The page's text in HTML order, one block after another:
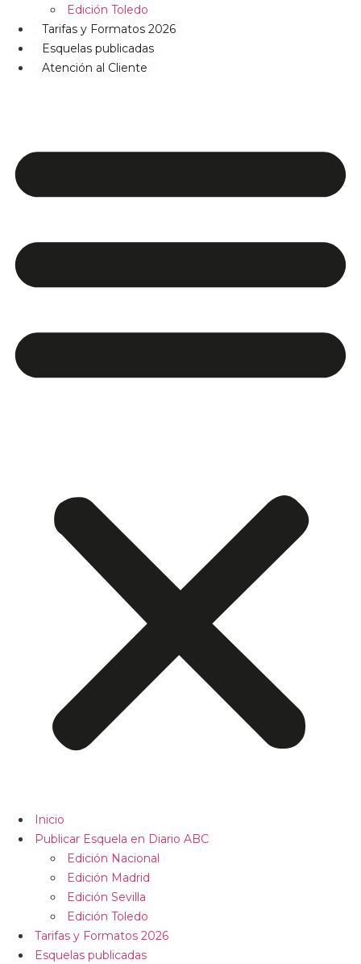
Edición Toledo
Tarifas y Formatos 2026
Esquelas publicadas
Atención al Cliente
Inicio
Publicar Esquela en Diario ABC
Edición Nacional
Edición Madrid
Edición Sevilla
Edición Toledo
Tarifas y Formatos 2026
Esquelas publicadas